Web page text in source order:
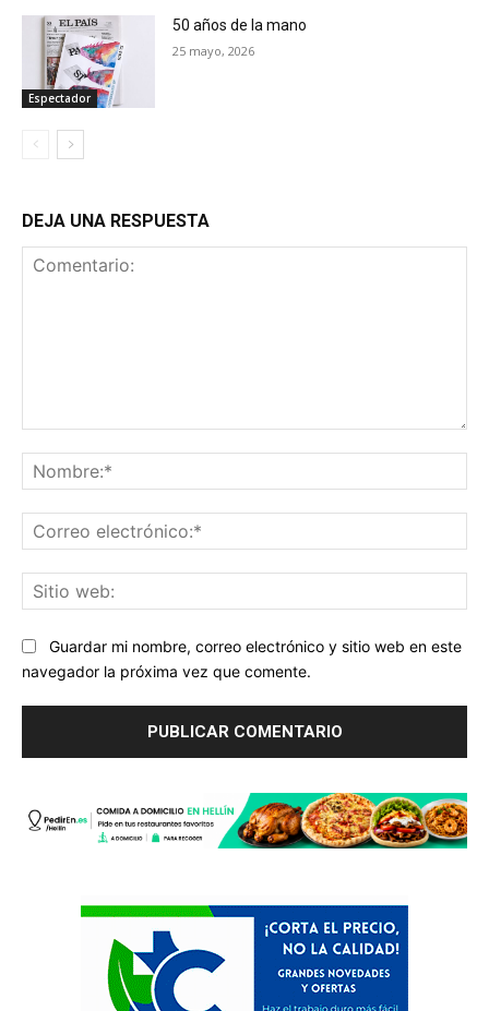
Espectador
50 años de la mano
25 mayo, 2026
DEJA UNA RESPUESTA
Guardar mi nombre, correo electrónico y sitio web en este
navegador la próxima vez que comente.